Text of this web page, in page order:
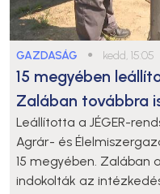
GAZDASÁG ● kedd, 15:05
15 megyében
Zalában továbbra
Leállította a JÉGER-
Agrár- és
15 megyében. Zalában
indokolták az